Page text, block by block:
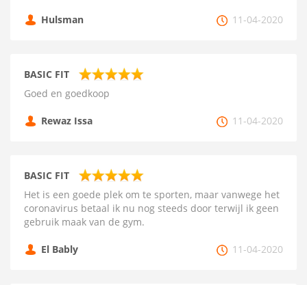
Hulsman 11-04-2020
BASIC FIT
Goed en goedkoop
Rewaz Issa 11-04-2020
BASIC FIT
Het is een goede plek om te sporten, maar vanwege het
coronavirus betaal ik nu nog steeds door terwijl ik geen
gebruik maak van de gym.
El Bably 11-04-2020